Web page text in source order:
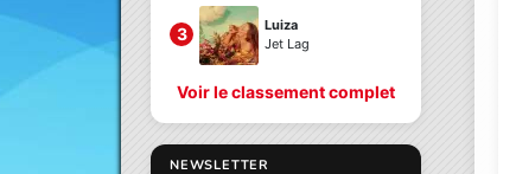
3
Luiza
Jet Lag
Voir le classement complet
NEWSLETTER